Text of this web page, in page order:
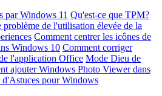
par Windows 11 Qu'est-ce que TPM?
problème de l'utilisation élevée de la
Comment centrer les icônes de
Windows 10 Comment corriger
l'application Office Mode Dieu de
ajouter Windows Photo Viewer dans
d'Astuces pour Windows